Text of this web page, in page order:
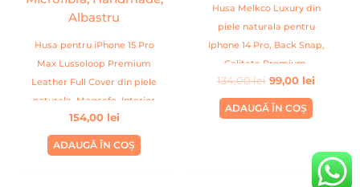
Husa pentru iPhone 15 Pro
Max Lussoloop Premium
Leather Full Cover din piele
naturala, Magsafe, Interior
Din Microfibra, Handmade,
Albastru
154,00 lei
ADAUGĂ ÎN COȘ
Husa Melkco Luxury din
piele naturala pentru
Iphone 14 Pro, Back Snap,
Calitate Premium,
Handmade, Rosu
134,00lei 99,00 lei
ADAUGĂ ÎN COȘ